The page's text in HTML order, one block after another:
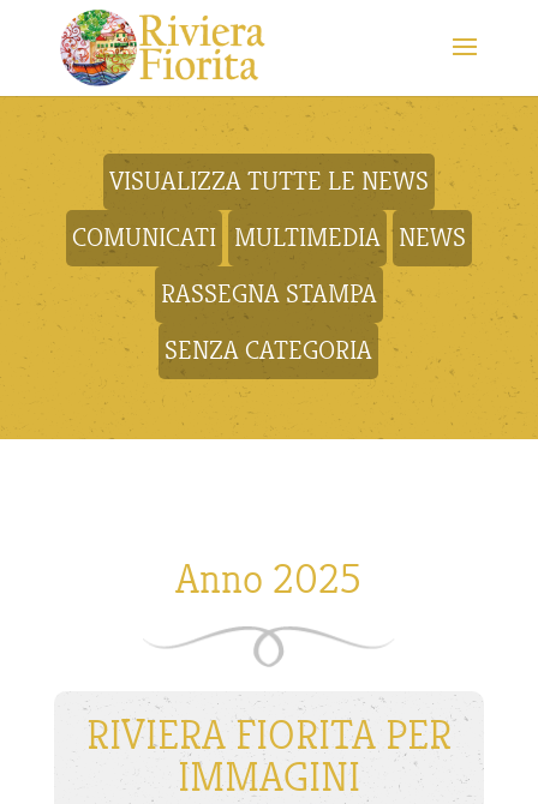
VISUALIZZA TUTTE LE NEWS
COMUNICATI
MULTIMEDIA
NEWS
RASSEGNA STAMPA
SENZA CATEGORIA
Anno 2025
RIVIERA FIORITA PER
IMMAGINI